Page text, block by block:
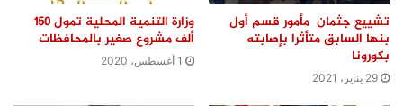
تشييع جثمان مأمور قسم أول
بنها السابق متأثرا بإصابته
بكورونا
29 يناير، 2021
وزارة التنمية المحلية تمول ١٥٠
ألف مشروع صغير بالمحافظات
1 أغسطس، 2020